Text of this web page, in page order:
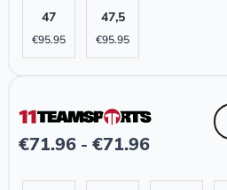
47
€95.95
47,5
€95.95
€71.96 - €71.96